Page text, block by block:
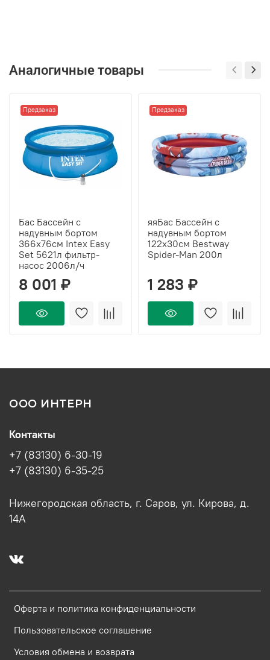
Аналогичные товары
Предзаказ
Бас Бассейн с
надувным бортом
366х76см Intex Easy
Set 5621л фильтр-
насос 2006л/ч
8 001 ₽
Предзаказ
яяБас Бассейн с
надувным бортом
122х30см Bestway
Spider-Man 200л
1 283 ₽
ООО ИНТЕРН
Оферта и политика конфиденциальности
Пользовательское соглашение
Условия обмена и возврата
Контакты
+7 (83130) 6-30-19
+7 (83130) 6-35-25
Нижегородская область, г. Саров, ул. Кирова, д.
14А